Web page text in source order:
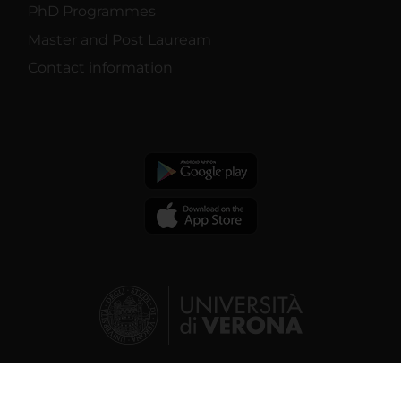
PhD Programmes
Master and Post Lauream
Contact information